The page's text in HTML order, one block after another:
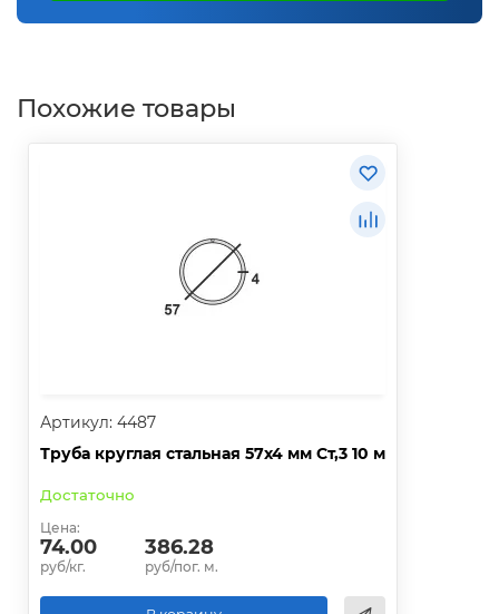
Похожие товары
Артикул: 4487
Труба круглая стальная 57х4 мм Ст,3 10 м
Достаточно
Цена:
74.00
руб/кг.
386.28
руб/пог. м.